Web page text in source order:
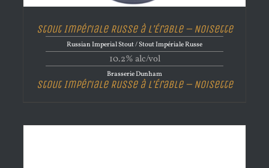
Stout Impériale Russe à l’Érable – Noisette
Russian Imperial Stout / Stout Impériale Russe
10.2% alc/vol
Brasserie Dunham
Stout Impériale Russe à l’Érable – Noisette